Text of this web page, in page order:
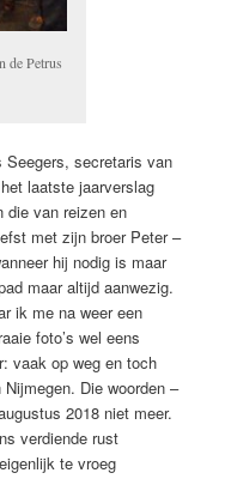
de Petrus
Seegers, secretaris van
laatste jaarverslag
die van reizen en
met zijn broer Peter –
hij nodig is maar
maar altijd aanwezig.
ik me na weer een
foto’s wel eens
vaak op weg en toch
Die woorden –
2018 niet meer.
verdiende rust
te vroeg